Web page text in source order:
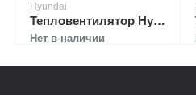
Hyundai
Тепловентилятор Hyundai H-FH2-20-UI887
Нет в наличии